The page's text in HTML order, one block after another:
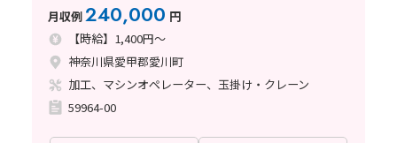
月収例240,000 円
【時給】1,400円～
神奈川県愛甲郡愛川町
加工、マシンオペレーター、玉掛け・クレーン
59964-00